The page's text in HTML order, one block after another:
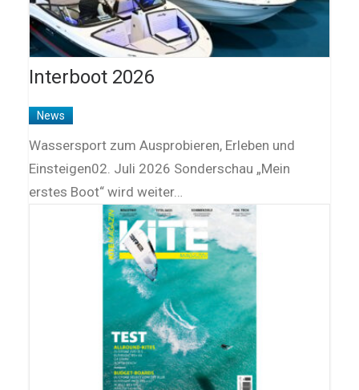
Interboot 2026
News
Wassersport zum Ausprobieren, Erleben und
Einsteigen02. Juli 2026 Sonderschau „Mein
erstes Boot“ wird weiter…